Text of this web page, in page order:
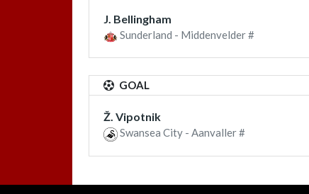
J. Bellingham
Sunderland - Middenvelder #
GOAL
Ž. Vipotnik
Swansea City - Aanvaller #